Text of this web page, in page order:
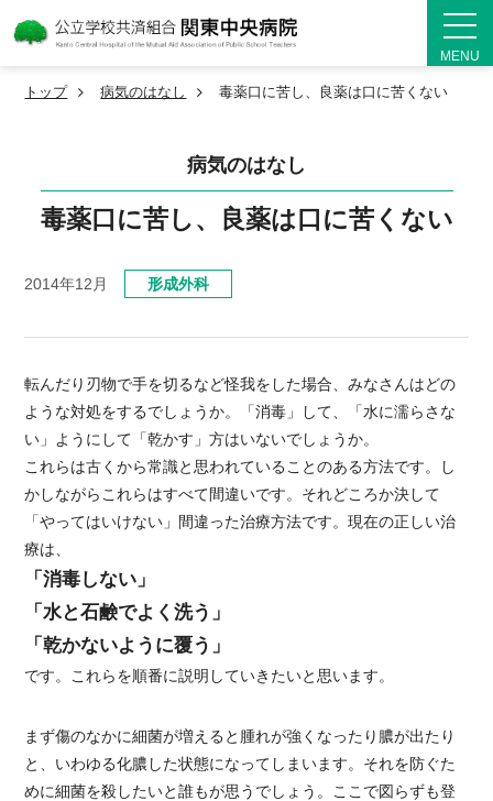
MENU
トップ 病気のはなし 毒薬口に苦し、良薬は口に苦くない
病気のはなし
毒薬口に苦し、良薬は口に苦くない
2014年12月 形成外科
転んだり刃物で手を切るなど怪我をした場合、みなさんはどの
ような対処をするでしょうか。「消毒」して、「水に濡らさな
い」ようにして「乾かす」方はいないでしょうか。
これらは古くから常識と思われていることのある方法です。し
かしながらこれらはすべて間違いです。それどころか決して
「やってはいけない」間違った治療方法です。現在の正しい治
療は、
「消毒しない」
「水と石鹸でよく洗う」
「乾かないように覆う」
です。これらを順番に説明していきたいと思います。
まず傷のなかに細菌が増えると腫れが強くなったり膿が出たり
と、いわゆる化膿した状態になってしまいます。それを防ぐた
めに細菌を殺したいと誰もが思うでしょう。ここで図らずも登